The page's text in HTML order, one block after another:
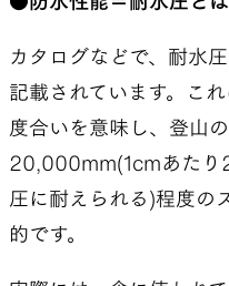
カタログなどで、耐水
記載されています。こ
度合いを意味し、登山
20,000mm(1cmあた
圧に耐えられる)程度の
的です。